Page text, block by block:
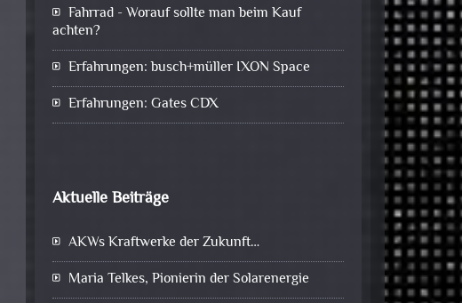
Fahrrad - Worauf sollte man beim Kauf
achten?
Erfahrungen: busch+müller IXON Space
Erfahrungen: Gates CDX
Aktuelle Beiträge
AKWs Kraftwerke der Zukunft…
Maria Telkes, Pionierin der Solarenergie